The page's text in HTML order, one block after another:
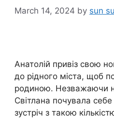
March 14, 2024 by sun
Анатолій привіз свою
до рідного міста, щоб
родиною. Незважаючи
Світлана почувала
зустріч з такою